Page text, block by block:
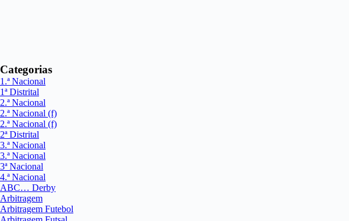
Categorias
1.ª Nacional
1ª Distrital
2.ª Nacional
2.ª Nacional (f)
2.ª Nacional (f)
2ª Distrital
3.ª Nacional
3.ª Nacional
3ª Nacional
4.ª Nacional
ABC… Derby
Arbitragem
Arbitragem Futebol